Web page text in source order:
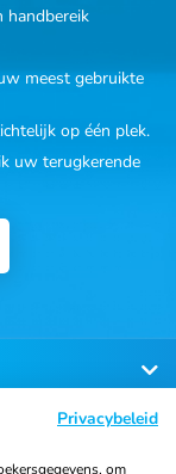
meest gebruikte
op één plek.
uw terugkerende
Privacybeleid
om